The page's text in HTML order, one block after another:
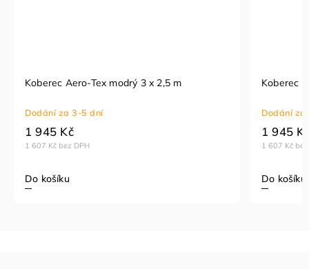
Koberec Aero-Tex modrý 3 x 2,5 m
Dodání za 3-5 dní
1 607 Kč bez DPH
1 945 Kč
Do košíku
Koberec
Dodání
1 607 Kč
1 945
Do košíku